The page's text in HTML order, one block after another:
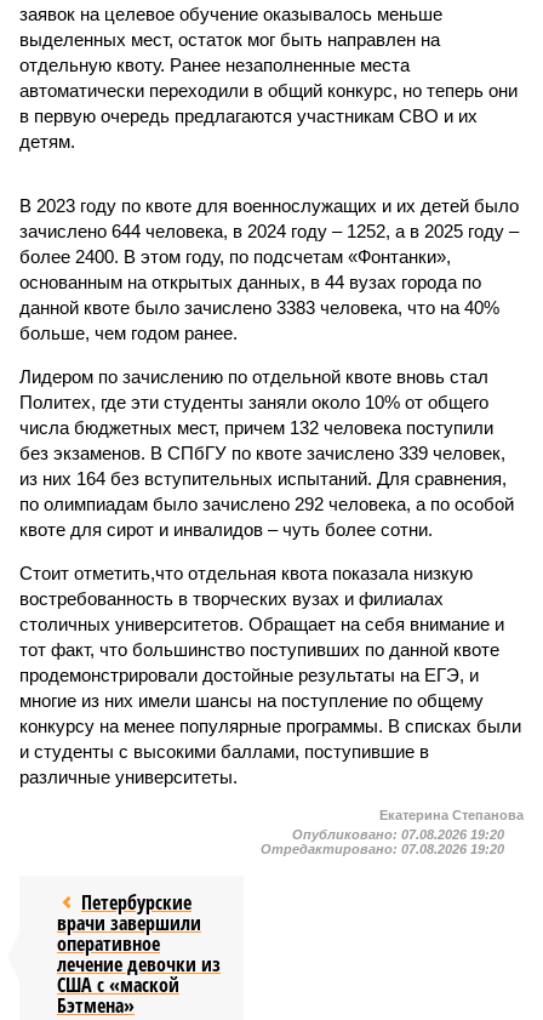
заявок на целевое обучение оказывалось меньше
выделенных мест, остаток мог быть направлен на
отдельную квоту. Ранее незаполненные места
автоматически переходили в общий конкурс, но теперь они
в первую очередь предлагаются участникам СВО и их
детям.
В 2023 году по квоте для военнослужащих и их детей было
зачислено 644 человека, в 2024 году – 1252, а в 2025 году –
более 2400. В этом году, по подсчетам «Фонтанки»,
основанным на открытых данных, в 44 вузах города по
данной квоте было зачислено 3383 человека, что на 40%
больше, чем годом ранее.
Лидером по зачислению по отдельной квоте вновь стал
Политех, где эти студенты заняли около 10% от общего
числа бюджетных мест, причем 132 человека поступили
без экзаменов. В СПбГУ по квоте зачислено 339 человек,
из них 164 без вступительных испытаний. Для сравнения,
по олимпиадам было зачислено 292 человека, а по особой
квоте для сирот и инвалидов – чуть более сотни.
Стоит отметить,что отдельная квота показала низкую
востребованность в творческих вузах и филиалах
столичных университетов. Обращает на себя внимание и
тот факт, что большинство поступивших по данной квоте
продемонстрировали достойные результаты на ЕГЭ, и
многие из них имели шансы на поступление по общему
конкурсу на менее популярные программы. В списках были
и студенты с высокими баллами, поступившие в
различные университеты.
Екатерина Степанова
Опубликовано: 07.08.2026 19:20
Отредактировано: 07.08.2026 19:20
Петербурские
врачи завершили
оперативное
лечение девочки из
США с «маской
Бэтмена»